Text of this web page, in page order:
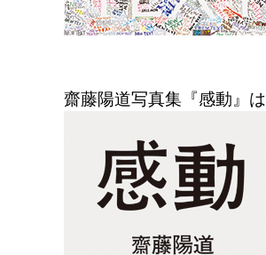
齋藤陽道写真集『感動』は